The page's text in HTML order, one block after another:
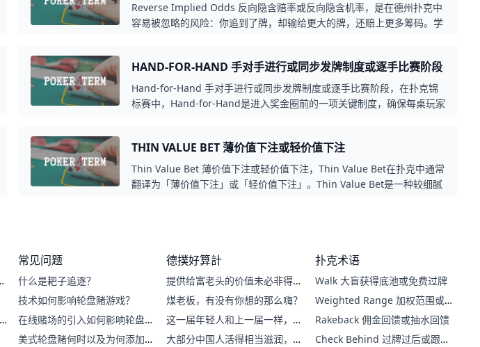
Reverse Implied Odds 反向隐含赔率或反向隐含机率，是在德州扑克中
容易被忽略的风险：你追到了牌，却输给更大的牌，还赔上更多筹码。学
HAND-FOR-HAND 手对手进行或同步发牌制度或逐手比赛阶段
Hand-for-Hand 手对手进行或同步发牌制度或逐手比赛阶段，在扑克锦
标赛中，Hand-for-Hand是进入奖金圈前的一项关键制度，确保每桌玩家
上，提升赛事公平性与战术深度。透过Hand-for-Hand，你能做出更精准
的策略决策，掌握出局风险，提升晋级与获奖机会。理解并善用这项制
度，是锦标赛选手不可忽视的重要技巧。
THIN VALUE BET 薄价值下注或轻价值下注
Thin Value Bet 薄价值下注或轻价值下注，Thin Value Bet在扑克中通常
翻译为「薄价值下注」或「轻价值下注」。Thin Value Bet是一种较细腻
下注，以期望从对手那里获得更多的价值。
常见问题
什么是耙子追逐？
技术如何影响轮盘赌游戏？
在线赌场的引入如何影响轮盘赌
游戏？
美式轮盘赌何时以及为何添加双
德撲好算計
提供给富老头的价值未必非得是
你自己身上的
煤老板，有没有你想的那么嗨？
这一届年轻人和上一届一样，遭
遇一样，困惑也一样
大部分中国人活得相当滋润，只
扑克术语
Walk 大盲获得底池或免费过牌
Weighted Range 加权范围或
权重范围
Rakeback 佣金回馈或抽水回馈
Check Behind 过牌过后或跟着